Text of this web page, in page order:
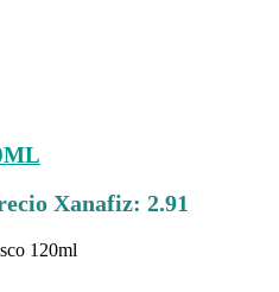
Xanafiz: 2.91
120ml